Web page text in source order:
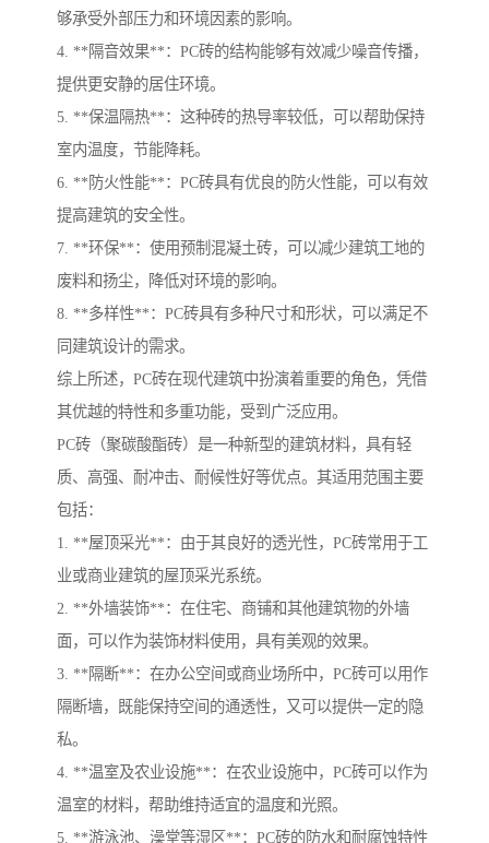
够承受外部压力和环境因素的影响。
4. **隔音效果**：PC砖的结构能够有效减少噪音传播，
提供更安静的居住环境。
5. **保温隔热**：这种砖的热导率较低，可以帮助保持
室内温度，节能降耗。
6. **防火性能**：PC砖具有优良的防火性能，可以有效
提高建筑的安全性。
7. **环保**：使用预制混凝土砖，可以减少建筑工地的
废料和扬尘，降低对环境的影响。
8. **多样性**：PC砖具有多种尺寸和形状，可以满足不
同建筑设计的需求。
综上所述，PC砖在现代建筑中扮演着重要的角色，凭借
其优越的特性和多重功能，受到广泛应用。
PC砖（聚碳酸酯砖）是一种新型的建筑材料，具有轻
质、高强、耐冲击、耐候性好等优点。其适用范围主要
包括：
1. **屋顶采光**：由于其良好的透光性，PC砖常用于工
业或商业建筑的屋顶采光系统。
2. **外墙装饰**：在住宅、商铺和其他建筑物的外墙
面，可以作为装饰材料使用，具有美观的效果。
3. **隔断**：在办公空间或商业场所中，PC砖可以用作
隔断墙，既能保持空间的通透性，又可以提供一定的隐
私。
4. **温室及农业设施**：在农业设施中，PC砖可以作为
温室的材料，帮助维持适宜的温度和光照。
5. **游泳池、澡堂等湿区**：PC砖的防水和耐腐蚀特性